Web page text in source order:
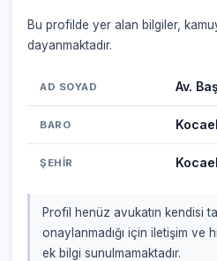
Bu profilde yer alan bilgiler,
dayanmaktadır.
AD SOYAD Av.
BARO
ŞEHIR
Profil henüz avukatın kendisi
onaylanmadığı için iletişim ve
ek bilgi sunulmamaktadır.